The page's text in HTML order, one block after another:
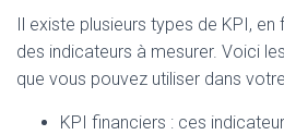
Il existe plusieurs types de KPI,
des indicateurs à mesurer. Voici
que vous pouvez utiliser dans
KPI financiers : ces